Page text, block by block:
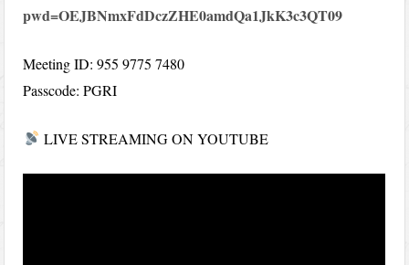
pwd=OEJBNmxFdDczZHE0amdQa1JkK3c3QT09
Meeting ID: 955 9775 7480
Passcode: PGRI
LIVE STREAMING ON YOUTUBE